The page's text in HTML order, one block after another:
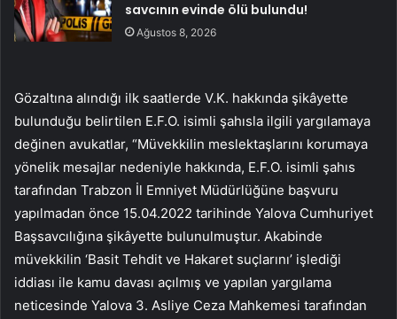
savcının evinde ölü bulundu!
Ağustos 8, 2026
Gözaltına alındığı ilk saatlerde V.K. hakkında şikâyette
bulunduğu belirtilen E.F.O. isimli şahısla ilgili yargılamaya
değinen avukatlar, “Müvekkilin meslektaşlarını korumaya
yönelik mesajlar nedeniyle hakkında, E.F.O. isimli şahıs
tarafından Trabzon İl Emniyet Müdürlüğüne başvuru
yapılmadan önce 15.04.2022 tarihinde Yalova Cumhuriyet
Başsavcılığına şikâyette bulunulmuştur. Akabinde
müvekkilin ‘Basit Tehdit ve Hakaret suçlarını’ işlediği
iddiası ile kamu davası açılmış ve yapılan yargılama
neticesinde Yalova 3. Asliye Ceza Mahkemesi tarafından